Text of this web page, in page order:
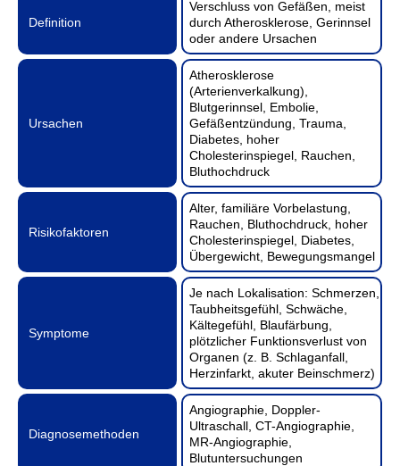
Definition
Verschluss von Gefäßen, meist
durch Atherosklerose, Gerinnsel
oder andere Ursachen
Ursachen
Atherosklerose
(Arterienverkalkung),
Blutgerinnsel, Embolie,
Gefäßentzündung, Trauma,
Diabetes, hoher
Cholesterinspiegel, Rauchen,
Bluthochdruck
Risikofaktoren
Alter, familiäre Vorbelastung,
Rauchen, Bluthochdruck, hoher
Cholesterinspiegel, Diabetes,
Übergewicht, Bewegungsmangel
Symptome
Je nach Lokalisation: Schmerzen,
Taubheitsgefühl, Schwäche,
Kältegefühl, Blaufärbung,
plötzlicher Funktionsverlust von
Organen (z. B. Schlaganfall,
Herzinfarkt, akuter Beinschmerz)
Diagnosemethoden
Angiographie, Doppler-
Ultraschall, CT-Angiographie,
MR-Angiographie,
Blutuntersuchungen